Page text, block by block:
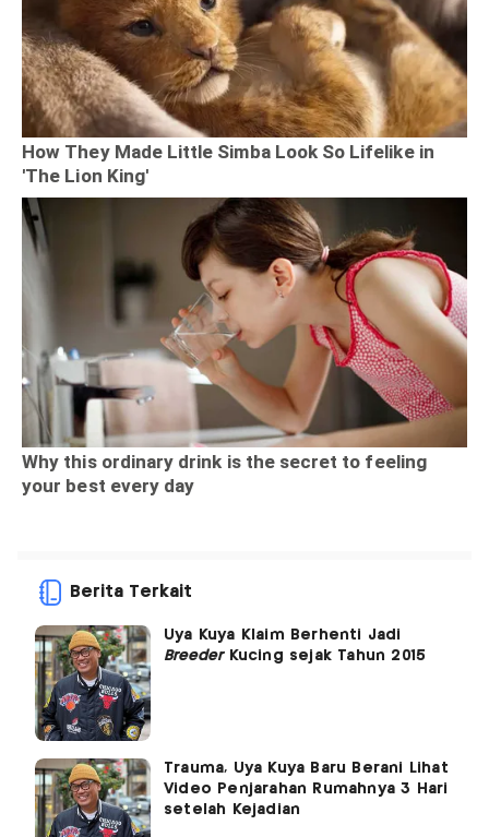
Berita Terkait
Uya Kuya Klaim Berhenti Jadi
BreederKucing sejak Tahun 2015
Trauma, Uya Kuya Baru Berani Lihat
Video Penjarahan Rumahnya 3 Hari
setelah Kejadian